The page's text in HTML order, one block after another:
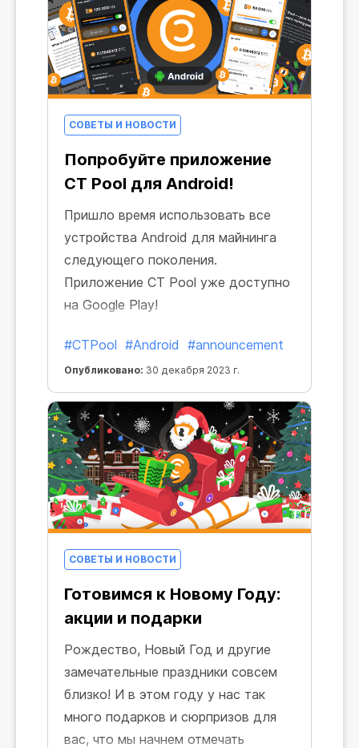
СОВЕТЫ И НОВОСТИ
Попробуйте приложение
CT Pool для Android!
Пришло время использовать все
устройства Android для майнинга
следующего поколения.
Приложение CT Pool уже доступно
на Google Play!
#CTPool #Android #announcement
Опубликовано: 30 декабря 2023 г.
СОВЕТЫ И НОВОСТИ
Готовимся к Новому Году:
акции и подарки
Рождество, Новый Год и другие
замечательные праздники совсем
близко! И в этом году у нас так
много подарков и сюрпризов для
вас, что мы начнем отмечать